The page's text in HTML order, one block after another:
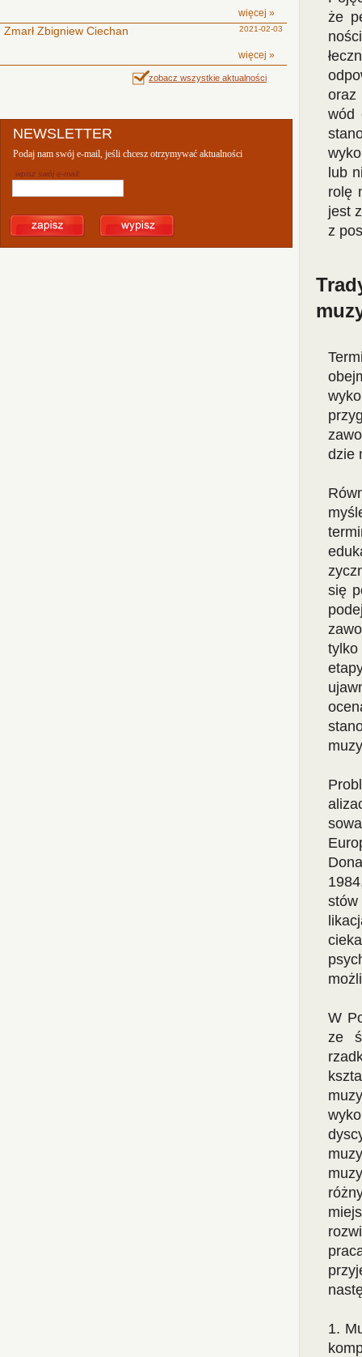
więcej »
Zmarł Zbigniew Ciechan 2021-02-03
więcej »
zobacz wszystkie aktualności
NEWSLETTER
Podaj nam swój e-mail, jeśli chcesz otrzymywać aktualności
wpisz swój e-mail:
że
oraz
wód
lub
rolę
jest
z
dzie
się
stów
W
ze
1.